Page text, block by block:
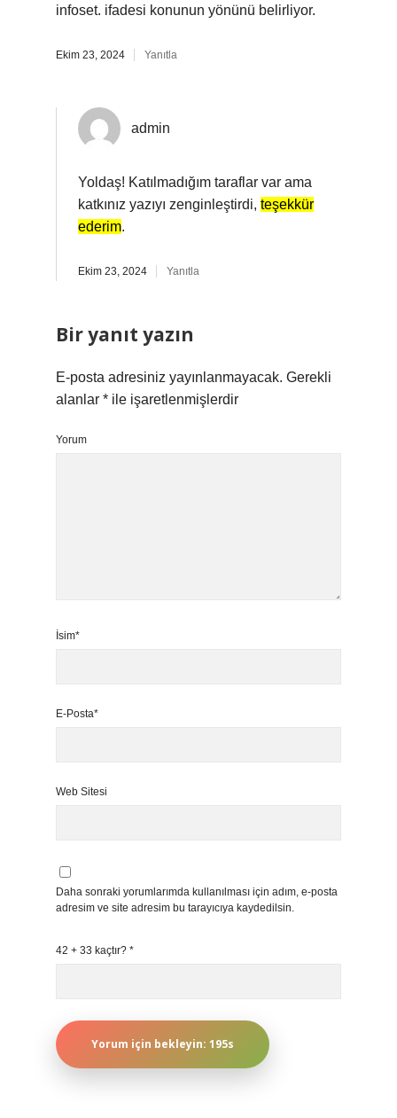
infoset. ifadesi konunun yönünü belirliyor.
Ekim 23, 2024 Yanıtla
admin
Yoldaş! Katılmadığım taraflar var ama
katkınız yazıyı zenginleştirdi, teşekkür
ederim.
Ekim 23, 2024 Yanıtla
Bir yanıt yazın
E-posta adresiniz yayınlanmayacak. Gerekli
alanlar * ile işaretlenmişlerdir
Yorum
İsim*
E-Posta*
Web Sitesi
Daha sonraki yorumlarımda kullanılması için adım, e-posta
adresim ve site adresim bu tarayıcıya kaydedilsin.
42 + 33 kaçtır? *